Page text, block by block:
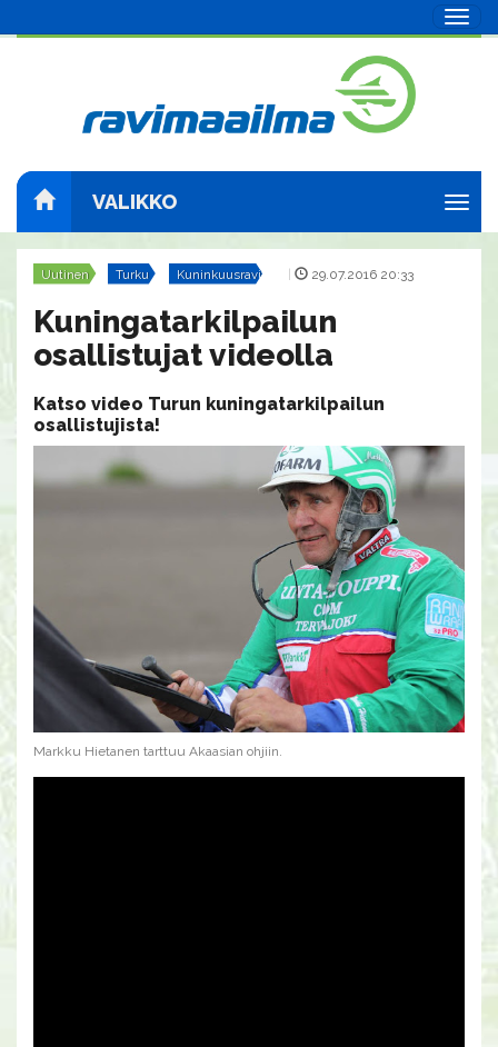
VALIKKO
Uutinen Turku Kuninkuusravit | 29.07.2016 20:33
Kuningatarkilpailun
osallistujat videolla
Katso video Turun kuningatarkilpailun
osallistujista!
Markku Hietanen tarttuu Akaasian ohjiin.